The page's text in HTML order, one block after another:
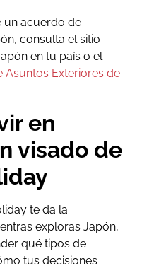
un acuerdo de
consulta el sitio
en tu país o el
Asuntos Exteriores de
en
visado de
te da la
exploras Japón,
qué tipos de
tus decisiones